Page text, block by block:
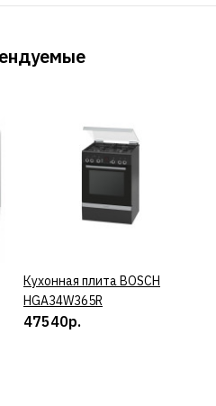
КУПИТЬ
Кухонная плита BOSCH
HGA34W365R
47540р.